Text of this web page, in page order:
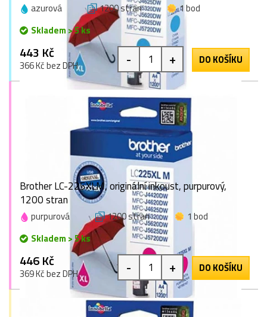
azurová 1200 stran
1 bod
Skladem > 5 ks
443 Kč
366 Kč bez DPH - + DO KOŠÍKU
Brother LC-225XLM, originální inkoust, purpurový,
1200 stran
purpurová 1200 stran
1 bod
Skladem > 5 ks
446 Kč
369 Kč bez DPH - + DO KOŠÍKU